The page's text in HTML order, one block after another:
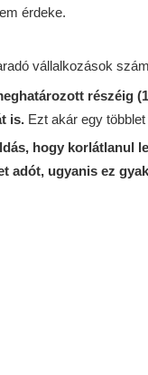
érdeke.
vállalkozások
részéig
is. Ezt akár egy
hogy korlátlanul
adót, ugyanis ez